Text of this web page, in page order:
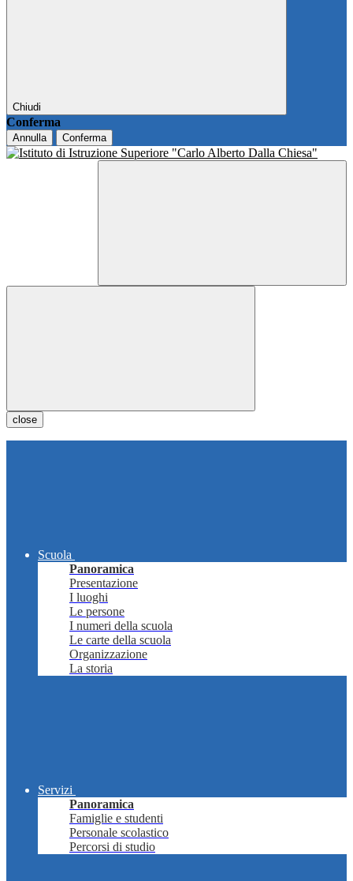
Chiudi
Conferma
Annulla Conferma
close
Scuola
Panoramica
Presentazione
I luoghi
Le persone
I numeri della scuola
Le carte della scuola
Organizzazione
La storia
Servizi
Panoramica
Famiglie e studenti
Personale scolastico
Percorsi di studio